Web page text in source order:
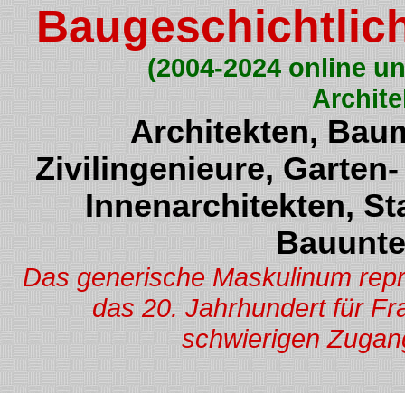
(2004-2024 online
Architekten,
Zivilingenieure,
Innenarchitekten,
Das generische Maskulinum
das 20. Jahrhundert für
schwierigen